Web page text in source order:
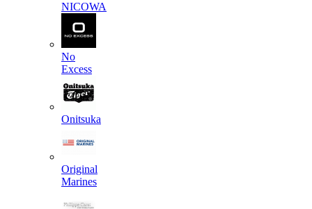
NICOWA
No
Excess
Onitsuka
Original
Marines